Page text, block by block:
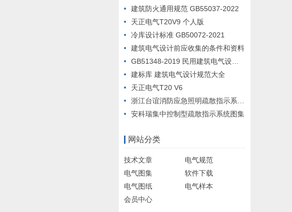
建筑防火通用规范 GB55037-2022
天正电气T20V9 个人版
冷库设计标准 GB50072-2021
建筑电气设计前应收集的条件和资料
GB51348-2019 民用建筑电气设计标准
建标库 建筑电气设计规范大全
天正电气T20 V6
浙江台谊消防应急照明疏散指示系统设计例图
安科瑞集中控制型疏散指示系统图集
网站分类
技术文章
电气规范
电气图集
软件下载
电气图纸
电气样本
会员中心